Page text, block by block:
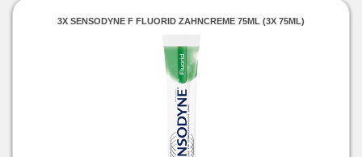
3X SENSODYNE F FLUORID ZAHNCREME 75ML (3X 75ML)